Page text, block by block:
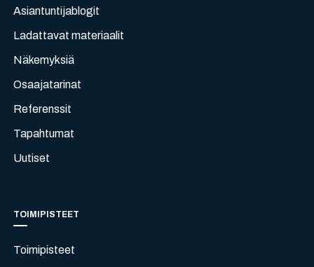
Asiantuntijablogit
Ladattavat materiaalit
Näkemyksiä
Osaajatarinat
Referenssit
Tapahtumat
Uutiset
TOIMIPISTEET
Toimipisteet